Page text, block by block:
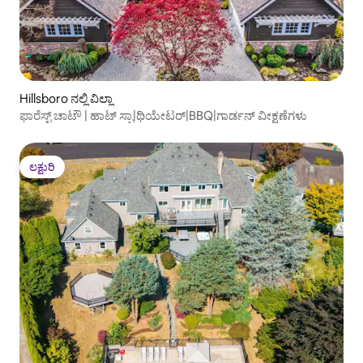
Hillsboro ನಲ್ಲಿ ವಿಲ್ಲಾ
ಫಾರೆಸ್ಟ್ ಚಾಟೌ | ಹಾಟ್ ಸ್ಪಾ|ಥಿಯೇಟರ್|BBQ|ಗಾರ್ಡನ್ ವೀಕ್ಷಣೆಗಳು
ಲಕ್ಷುರಿ
ಲಕ್ಷುರಿ